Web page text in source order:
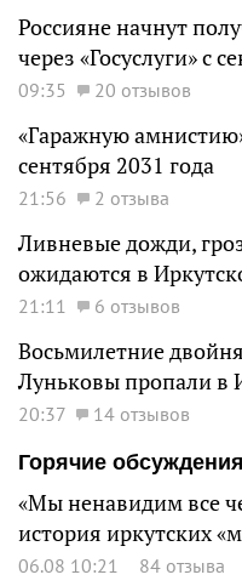
Россияне начнут
через «Госуслуги» с
09:35 20 отзывов
«Гаражную
сентября 2031 года
21:56 2 отзыва
Ливневые дожди,
ожидаются в
21:11 6 отзывов
Восьмилетние
Луньковы пропали в
20:37
14 отзывов
Горячие обсуждения
«Мы ненавидим все
история иркутских
06.08 10:21 84 отзыва